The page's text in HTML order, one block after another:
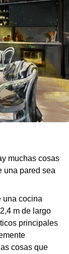
muchas cosas
una pared sea
una cocina
m de largo
principales
cosas que